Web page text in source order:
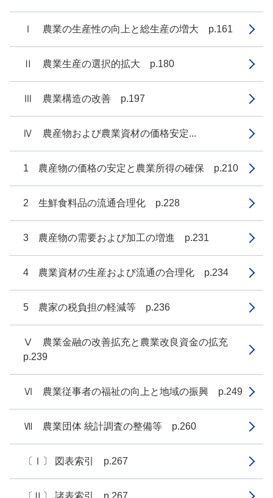
Ⅰ 農業の生産性の向上と総生産の増大 p.161
Ⅱ 農業生産の選択的拡大 p.180
Ⅲ 農業構造の改善 p.197
Ⅳ 農産物および農業資材の価格安定...
1 農産物の価格の安定と農業所得の確保 p.210
2 生鮮食料品の流通合理化 p.228
3 農産物の需要および加工の増進 p.231
4 農業資材の生産および流通の合理化 p.234
5 農家の税負担の軽減等 p.236
Ⅴ 農業金融の改善拡充と農業改良資金の拡充
p.239
Ⅵ 農業従事者の福祉の向上と地域の振興 p.249
Ⅶ 農業団体 統計調査の整備等 p.260
〔Ⅰ〕 図表索引 p.267
〔Ⅱ〕 諸表索引 p.267